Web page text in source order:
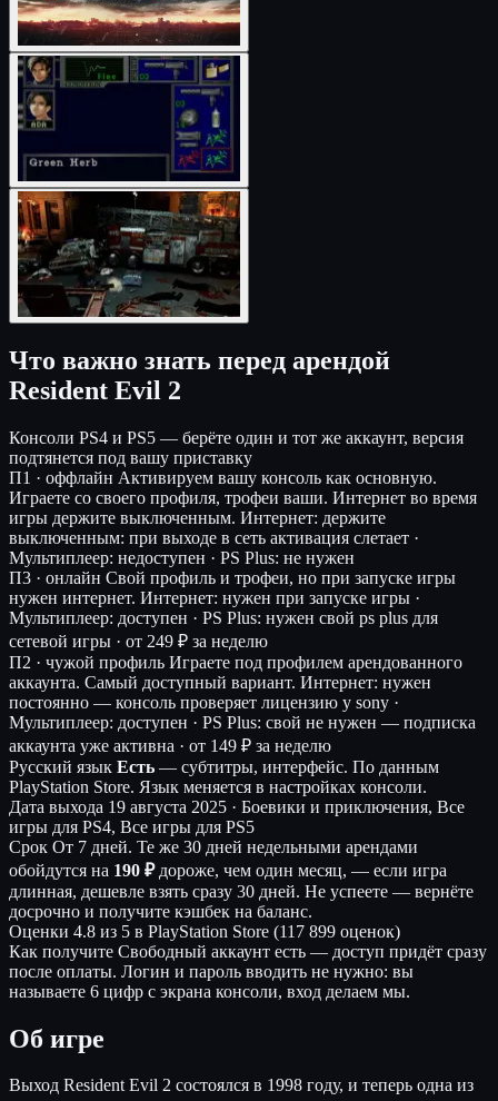
Что важно знать перед арендой
Resident Evil 2
Консоли PS4 и PS5 — берёте один и тот же аккаунт, версия
подтянется под вашу приставку
П1 · оффлайн Активируем вашу консоль как основную.
Играете со своего профиля, трофеи ваши. Интернет во время
игры держите выключенным. Интернет: держите
выключенным: при выходе в сеть активация слетает ·
Мультиплеер: недоступен · PS Plus: не нужен
П3 · онлайн Свой профиль и трофеи, но при запуске игры
нужен интернет. Интернет: нужен при запуске игры ·
Мультиплеер: доступен · PS Plus: нужен свой ps plus для
сетевой игры · от 249 ₽ за неделю
П2 · чужой профиль Играете под профилем арендованного
аккаунта. Самый доступный вариант. Интернет: нужен
постоянно — консоль проверяет лицензию у sony ·
Мультиплеер: доступен · PS Plus: свой не нужен — подписка
аккаунта уже активна · от 149 ₽ за неделю
Русский язык Есть — субтитры, интерфейс. По данным
PlayStation Store. Язык меняется в настройках консоли.
Дата выхода 19 августа 2025 · Боевики и приключения, Все
игры для PS4, Все игры для PS5
Срок От 7 дней. Те же 30 дней недельными арендами
обойдутся на 190 ₽дороже, чем один месяц, — если игра
длинная, дешевле взять сразу 30 дней. Не успеете — вернёте
досрочно и получите кэшбек на баланс.
Оценки 4.8 из 5 в PlayStation Store (117 899 оценок)
Как получите Свободный аккаунт есть — доступ придёт сразу
после оплаты. Логин и пароль вводить не нужно: вы
называете 6 цифр с экрана консоли, вход делаем мы.
Об игре
Выход Resident Evil 2 состоялся в 1998 году, и теперь одна из